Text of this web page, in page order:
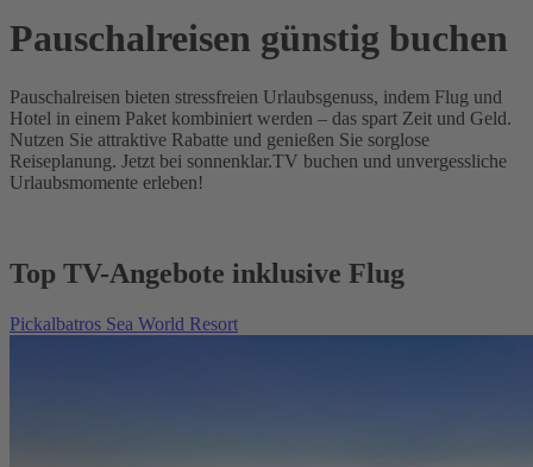
Pauschalreisen günstig buchen
Pauschalreisen bieten stressfreien Urlaubsgenuss, indem Flug und
Hotel in einem Paket kombiniert werden – das spart Zeit und Geld.
Nutzen Sie attraktive Rabatte und genießen Sie sorglose
Reiseplanung. Jetzt bei sonnenklar.TV buchen und unvergessliche
Urlaubsmomente erleben!
Top TV-Angebote inklusive Flug
Pickalbatros Sea World Resort